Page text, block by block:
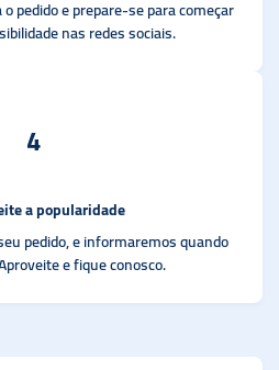
pedido e prepare-se para começar
nas redes sociais.
4
a popularidade
pedido, e informaremos quando
e fique conosco.